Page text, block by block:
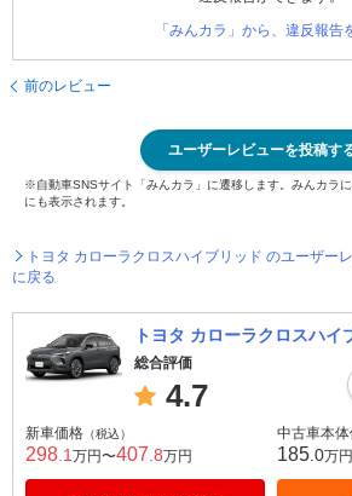
「みんカラ」から、違反報告
前のレビュー
ユーザーレビューを投稿す
※自動車SNSサイト「みんカラ」に遷移します。みんカラ
にも表示されます。
トヨタ カローラクロスハイブリッド のユーザー
に戻る
トヨタ カローラクロスハイ
総合評価
4.7
新車価格 （税込）
298 .1 万円〜407 .8万円
中古車本
185 .0万